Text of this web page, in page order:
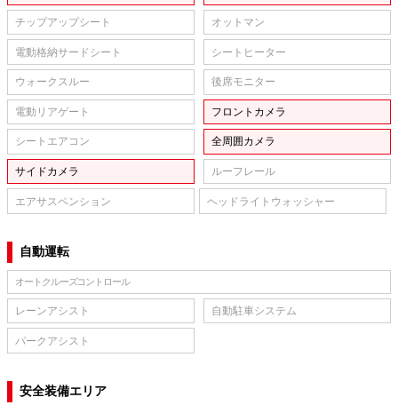
チップアップシート オットマン
電動格納サードシート シートヒーター
ウォークスルー 後席モニター
電動リアゲート フロントカメラ
シートエアコン 全周囲カメラ
サイドカメラ ルーフレール
エアサスペンション ヘッドライトウォッシャー
自動運転
オートクルーズコントロール
レーンアシスト 自動駐車システム
パークアシスト
安全装備エリア